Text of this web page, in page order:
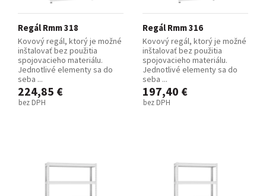
Regál Rmm 318
Kovový regál, ktorý je možné
inštalovať bez použitia
spojovacieho materiálu.
Jednotlivé elementy sa do
seba ...
224,85 €
bez DPH
Regál Rmm 316
Kovový regál, ktorý je možné
inštalovať bez použitia
spojovacieho materiálu.
Jednotlivé elementy sa do
seba ...
197,40 €
bez DPH